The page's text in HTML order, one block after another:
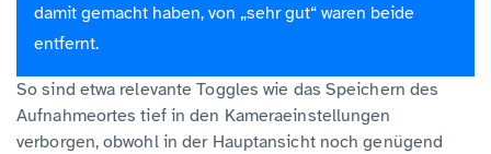
damit gemacht haben, von „sehr gut“ waren beide
entfernt.
So sind etwa relevante Toggles wie das Speichern des
Aufnahmeortes tief in den Kameraeinstellungen
verborgen, obwohl in der Hauptansicht noch genügend